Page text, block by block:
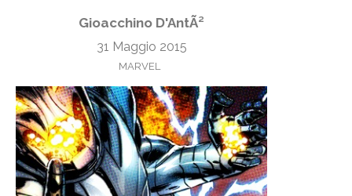
Gioacchino D'AntÃ²
31 Maggio 2015
MARVEL